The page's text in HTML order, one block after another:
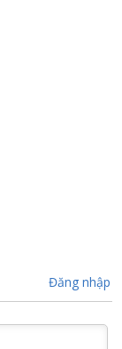
Đăng nhập